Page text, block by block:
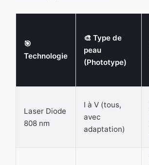
🎯
Technologie
🎨 Type de
peau
(Phototype)
Laser Diode
808 nm
I à V (tous,
avec
adaptation)